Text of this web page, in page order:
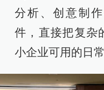
分析、创意制
件，直接把复杂
小企业可用的日常